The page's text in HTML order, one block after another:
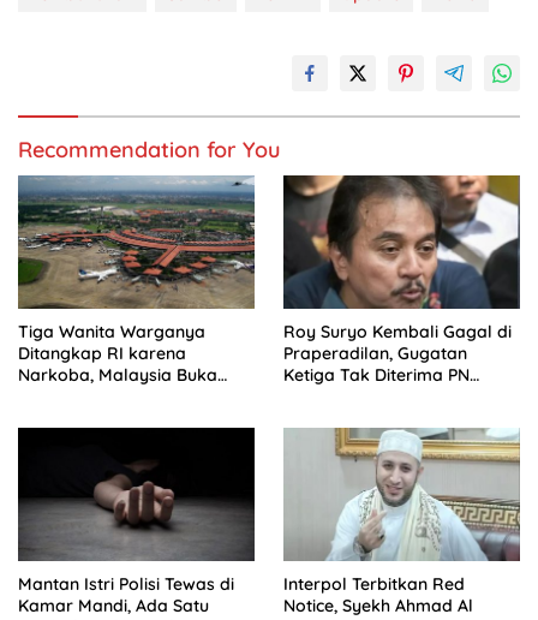
Recommendation for You
Tiga Wanita Warganya
Ditangkap RI karena
Narkoba, Malaysia Buka
Roy Suryo Kembali Gagal di
Praperadilan, Gugatan
Ketiga Tak Diterima PN
Mantan Istri Polisi Tewas di
Kamar Mandi, Ada Satu
Interpol Terbitkan Red
Notice, Syekh Ahmad Al